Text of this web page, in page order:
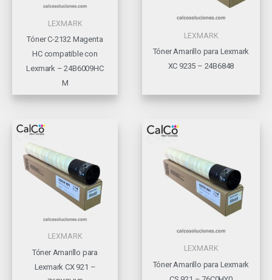
LEXMARK
Tóner C-2132 Magenta
HC compatible con
Lexmark – 24B6009HC
M
LEXMARK
Tóner Amarillo para Lexmark
XC 9235 – 24B6848
LEXMARK
Tóner Amarillo para
Lexmark CX 921 –
LEXMARK
Tóner Amarillo para Lexmark